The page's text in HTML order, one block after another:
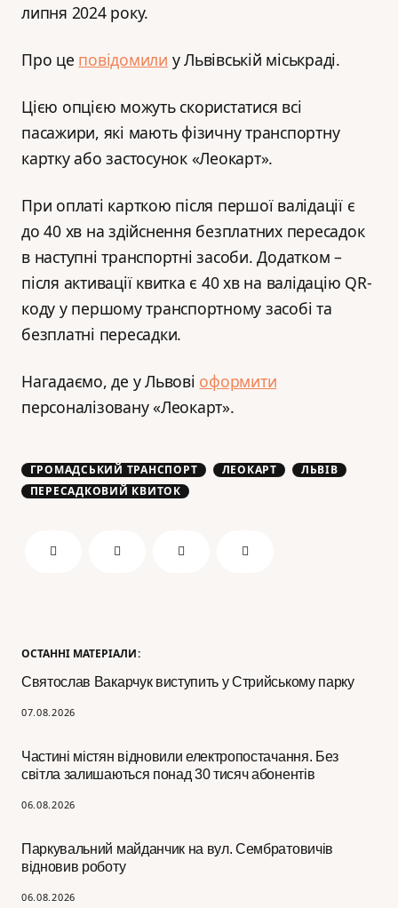
ОСТАННІ МАТЕРІАЛИ:
Святослав Вакарчук виступить у Стрийському парку
07.08.2026
Частині містян відновили електропостачання. Без
світла залишаються понад 30 тисяч абонентів
06.08.2026
Паркувальний майданчик на вул. Сембратовичів
відновив роботу
06.08.2026
липня 2024 року.
Про це повідомили у Львівській міськраді.
Цією опцією можуть скористатися всі
пасажири, які мають фізичну транспортну
картку або застосунок «Леокарт».
При оплаті карткою після першої валідації є
до 40 хв на здійснення безплатних пересадок
в наступні транспортні засоби. Додатком –
після активації квитка є 40 хв на валідацію QR-
коду у першому транспортному засобі та
безплатні пересадки.
Нагадаємо, де у Львові оформити
персоналізовану «Леокарт».
ГРОМАДСЬКИЙ ТРАНСПОРТ ЛЕОКАРТ
ЛЬВІВ
ПЕРЕСАДКОВИЙ КВИТОК